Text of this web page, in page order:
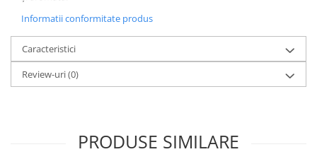
Informatii conformitate produs
Caracteristici
Review-uri(0)
PRODUSE SIMILARE